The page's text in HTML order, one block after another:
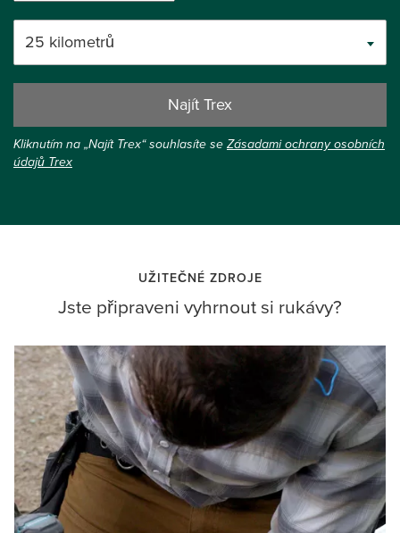
25 kilometrů
Najít Trex
Kliknutím na „Najít Trex“ souhlasíte seZásadami ochrany osobních
údajů Trex
UŽITEČNÉ ZDROJE
Jste připraveni vyhrnout si rukávy?